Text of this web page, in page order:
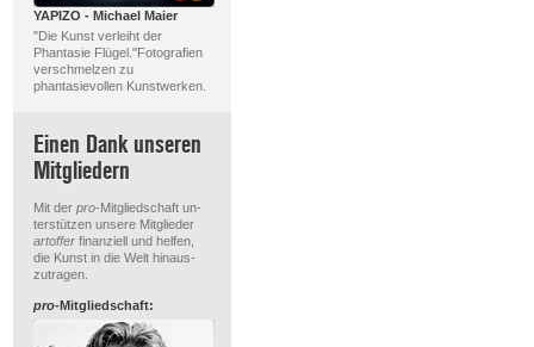
YAPIZO - Michael Maier
"Die Kunst verleiht der
Phantasie Flügel."Fotografien
verschmelzen zu
phantasievollen Kunstwerken.
Einen Dank unseren
Mitgliedern
Mit der pro-Mitgliedschaft un-
terstützen unsere Mitglieder
artofferfinanziell und helfen,
die Kunst in die Welt hinaus-
zutragen.
pro-Mitgliedschaft: